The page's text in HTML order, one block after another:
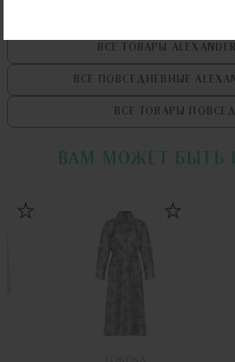
ВСЕ ТОВАРЫ
ВСЕ ПОВСЕДНЕВНЫЕ
ВСЕ ТОВАРЫ
ВАМ МОЖЕТ БЫТЬ